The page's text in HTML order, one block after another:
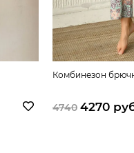
Комбинезон
4740 4270